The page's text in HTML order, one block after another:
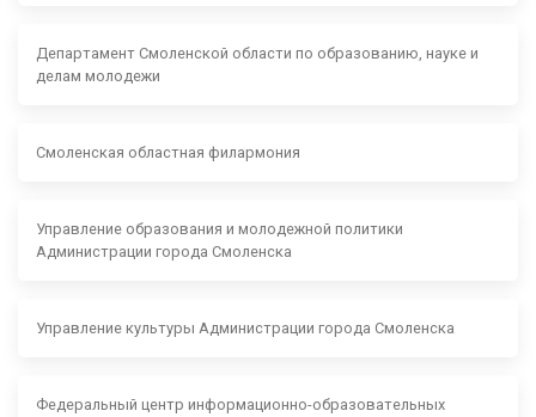
Департамент Смоленской области по образованию, науке и
делам молодежи
Смоленская областная филармония
Управление образования и молодежной политики
Администрации города Смоленска
Управление культуры Администрации города Смоленска
Федеральный центр информационно-образовательных